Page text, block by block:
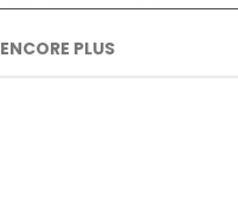
ENCORE PLUS